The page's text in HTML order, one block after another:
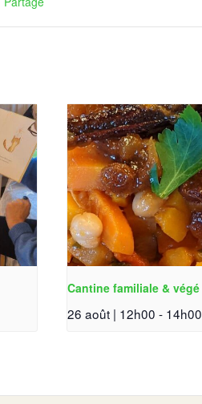
Cantine familiale & végé
26 août | 12h00 - 14h00